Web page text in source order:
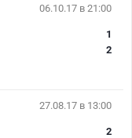
06.10.17 в 21:00
1
2
27.08.17 в 13:00
2